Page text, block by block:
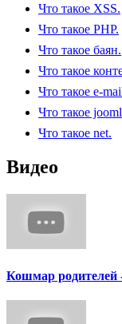
Что такое XSS.
Что такое PHP.
Что такое баян.
Что такое
Что такое e-
Что такое
Что такое net.
Видео
Кошмар